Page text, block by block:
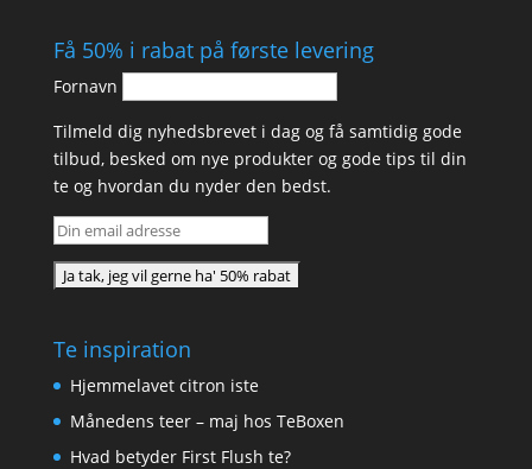
Få 50% i rabat på første levering
Fornavn
Tilmeld dig nyhedsbrevet i dag og få samtidig gode
tilbud, besked om nye produkter og gode tips til din
te og hvordan du nyder den bedst.
Te inspiration
Hjemmelavet citron iste
Månedens teer – maj hos TeBoxen
Hvad betyder First Flush te?